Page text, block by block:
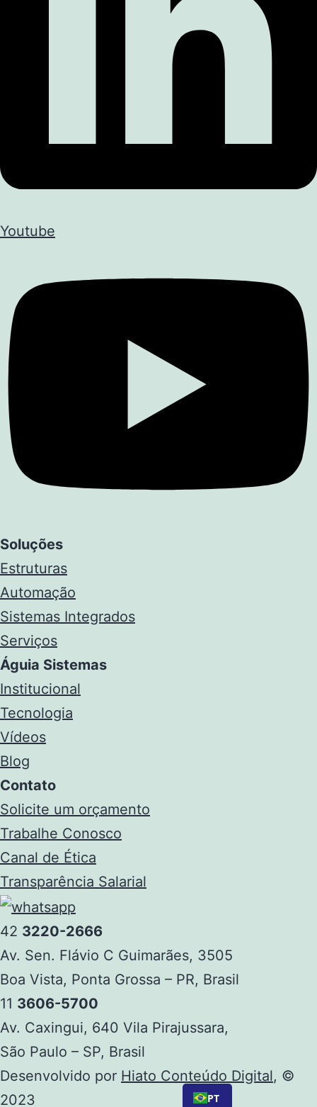
Youtube
Soluções
Estruturas
Automação
Sistemas Integrados
Serviços
Águia Sistemas
Institucional
Tecnologia
Vídeos
Blog
Contato
Solicite um orçamento
Trabalhe Conosco
Canal de Ética
Transparência Salarial
42 3220-2666
Av. Sen. Flávio C Guimarães, 3505
Boa Vista, Ponta Grossa – PR, Brasil
11 3606-5700
Av. Caxingui, 640 Vila Pirajussara,
São Paulo – SP, Brasil
Desenvolvido por Hiato Conteúdo Digital, ©
2023
PT